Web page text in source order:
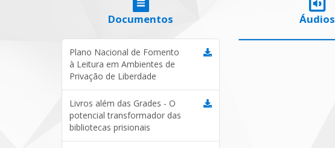
Documentos
Plano Nacional de Fomento
à Leitura em Ambientes de
Privação de Liberdade
Livros além das Grades - O
potencial transformador das
bibliotecas prisionais
Áudios